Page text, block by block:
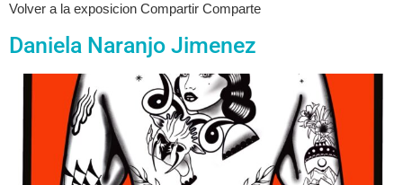
Volver a la exposicion Compartir Comparte
Daniela Naranjo Jimenez